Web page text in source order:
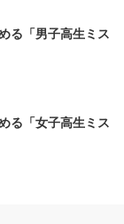
る「男子高生ミス
る「女子高生ミス